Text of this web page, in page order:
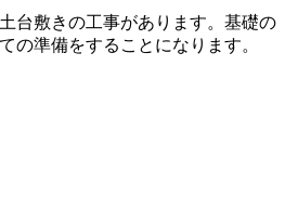
台敷きの工事があります。基礎の
の準備をすることになります。